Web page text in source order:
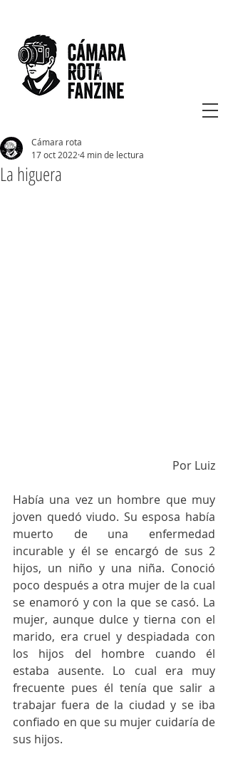
La higuera
Cámara rota
17 oct 2022 4 min de lectura
Por Luiz
Había una vez un hombre que muy
joven quedó viudo. Su esposa había
muerto de una enfermedad
incurable y él se encargó de sus 2
hijos, un niño y una niña. Conoció
poco después a otra mujer de la cual
se enamoró y con la que se casó. La
mujer, aunque dulce y tierna con el
marido, era cruel y despiadada con
los hijos del hombre cuando él
estaba ausente. Lo cual era muy
frecuente pues él tenía que salir a
trabajar fuera de la ciudad y se iba
confiado en que su mujer cuidaría de
sus hijos.